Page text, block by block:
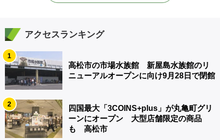
アクセスランキング
1
高松市の市場水族館 新屋島水族館のリ
ニューアルオープンに向け9月28日で閉館
2
四国最大「3COINS+plus」が丸亀町グリ
ーンにオープン 大型店舗限定の商品
も 高松市